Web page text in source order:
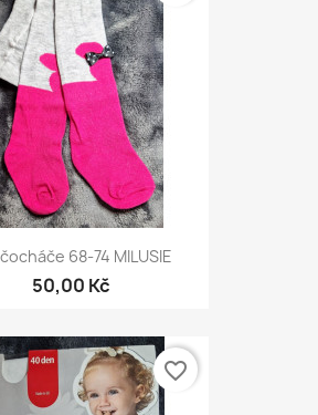
68-74 MILUSIE
50,00 Kč
favorite_border